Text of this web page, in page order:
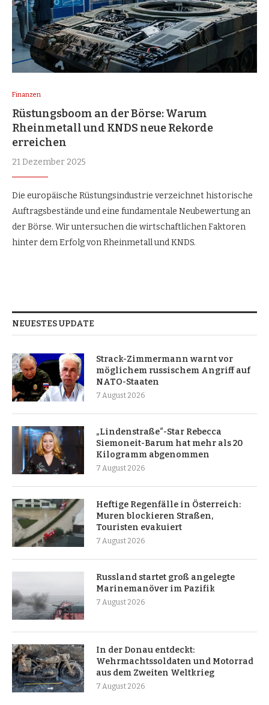
Finanzen
Rüstungsboom an der Börse: Warum
Rheinmetall und KNDS neue Rekorde
erreichen
21 Dezember 2025
Die europäische Rüstungsindustrie verzeichnet historische
Auftragsbestände und eine fundamentale Neubewertung an
der Börse. Wir untersuchen die wirtschaftlichen Faktoren
hinter dem Erfolg von Rheinmetall und KNDS.
NEUESTES UPDATE
Strack-Zimmermann warnt vor
möglichem russischem Angriff auf
NATO-Staaten
7 August 2026
„Lindenstraße“-Star Rebecca
Siemoneit-Barum hat mehr als 20
Kilogramm abgenommen
7 August 2026
Heftige Regenfälle in Österreich:
Muren blockieren Straßen,
Touristen evakuiert
7 August 2026
Russland startet groß angelegte
Marinemanöver im Pazifik
7 August 2026
In der Donau entdeckt:
Wehrmachtssoldaten und Motorrad
aus dem Zweiten Weltkrieg
7 August 2026